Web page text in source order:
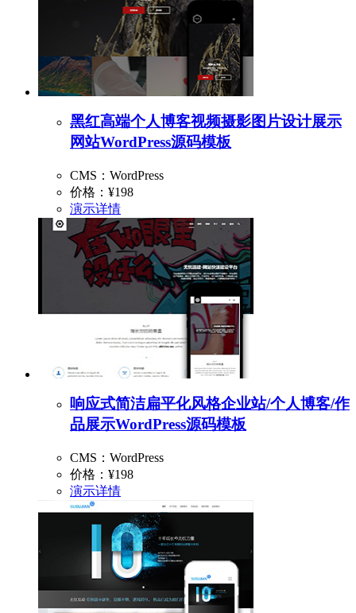
黑红高端个人博客视频摄影图片设计展示
网站WordPress源码模板
CMS：WordPress
价格： ¥198
演示详情
响应式简洁扁平化风格企业站/个人博客/作
品展示WordPress源码模板
CMS：WordPress
价格： ¥198
演示详情